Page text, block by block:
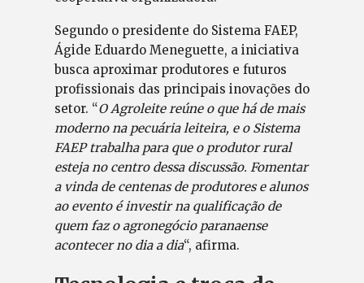
Segundo o presidente do Sistema FAEP,
Ágide Eduardo Meneguette, a iniciativa
busca aproximar produtores e futuros
profissionais das principais inovações do
setor. “O Agroleite reúne o que há de mais
moderno na pecuária leiteira, e o Sistema
FAEP trabalha para que o produtor rural
esteja no centro dessa discussão. Fomentar
a vinda de centenas de produtores e alunos
ao evento é investir na qualificação de
quem faz o agronegócio paranaense
acontecer no dia a dia“, afirma.